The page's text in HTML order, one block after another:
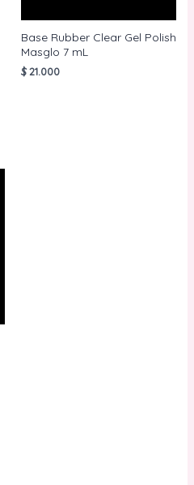
Base Rubber Clear Gel Polish
Masglo 7 mL
$21.000